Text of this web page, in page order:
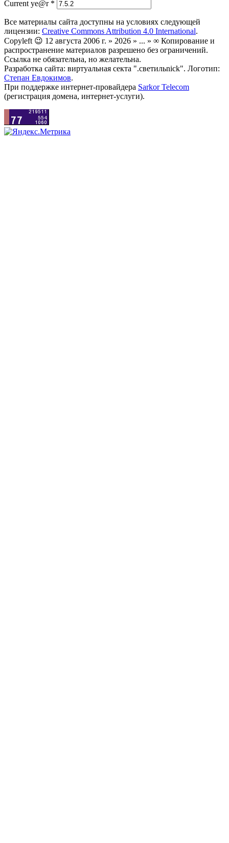
Current ye@r *
Все материалы сайта доступны на условиях следующей
лицензии: Creative Commons Attribution 4.0 International.
Copyleft 😉 12 августа 2006 г. » 2026 » ... » ∞ Копирование и
распространение материалов разрешено без ограничений.
Ссылка не обязательна, но желательна.
Разработка сайта: виртуальная секта ".светильnick". Логотип:
Степан Евдокимов.
При поддержке интернет-провайдера Sarkor Telecom
(регистрация домена, интернет-услуги).